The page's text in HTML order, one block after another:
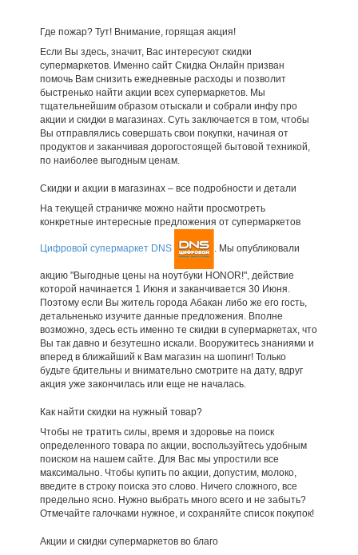
Где пожар? Тут! Внимание, горящая акция!
Если Вы здесь, значит, Вас интересуют скидки
супермаркетов. Именно сайт Скидка Онлайн призван
помочь Вам снизить ежедневные расходы и позволит
быстренько найти акции всех супермаркетов. Мы
тщательнейшим образом отыскали и собрали инфу про
акции и скидки в магазинах. Суть заключается в том, чтобы
Вы отправлялись совершать свои покупки, начиная от
продуктов и заканчивая дорогостоящей бытовой техникой,
по наиболее выгодным ценам.
Скидки и акции в магазинах – все подробности и детали
На текущей страничке можно найти просмотреть
конкретные интересные предложения от супермаркетов
Цифровой супермаркет DNS . Мы опубликовали
акцию "Выгодные цены на ноутбуки HONOR!", действие
которой начинается 1 Июня и заканчивается 30 Июня.
Поэтому если Вы житель города Абакан либо же его гость,
детальненько изучите данные предложения. Вполне
возможно, здесь есть именно те скидки в супермаркетах, что
Вы так давно и безутешно искали. Вооружитесь знаниями и
вперед в ближайший к Вам магазин на шопинг! Только
будьте бдительны и внимательно смотрите на дату, вдруг
акция уже закончилась или еще не началась.
Как найти скидки на нужный товар?
Чтобы не тратить силы, время и здоровье на поиск
определенного товара по акции, воспользуйтесь удобным
поиском на нашем сайте. Для Вас мы упростили все
максимально. Чтобы купить по акции, допустим, молоко,
введите в строку поиска это слово. Ничего сложного, все
предельно ясно. Нужно выбрать много всего и не забыть?
Отмечайте галочками нужное, и сохраняйте список покупок!
Акции и скидки супермаркетов во благо